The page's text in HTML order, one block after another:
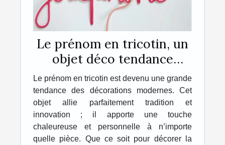
Le prénom en tricotin, un
objet déco tendance
personnalisé, unique et
original !
Le prénom en tricotin est devenu une grande
tendance des décorations modernes. Cet
objet allie parfaitement tradition et
innovation ; il apporte une touche
chaleureuse et personnelle à n’importe
quelle pièce. Que ce soit pour décorer la